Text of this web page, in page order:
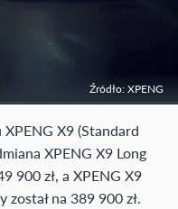
Źródło: XPENG
X9 (Standard
XPENG X9 Long
900 zł, a XPENG X9
na 389 900 zł.